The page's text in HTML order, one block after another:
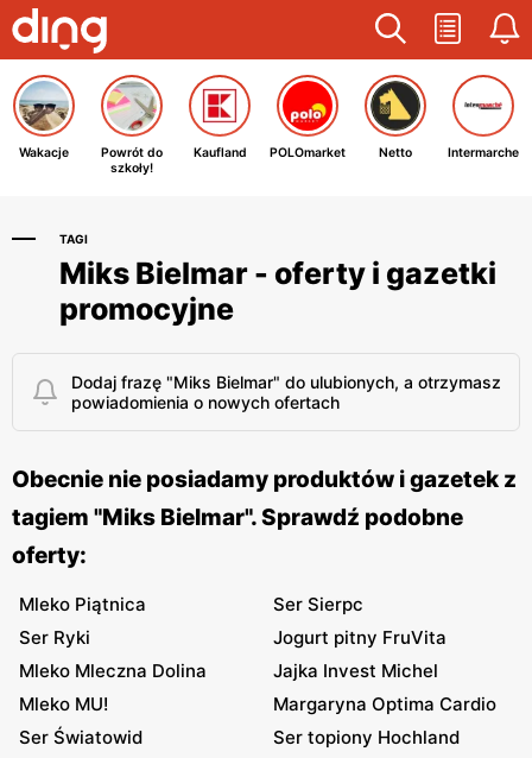
Wakacje
Powrót do
szkoły!
Kaufland POLOmarket Netto Intermarche
TAGI
Miks Bielmar - oferty i gazetki
promocyjne
Dodaj frazę "Miks Bielmar" do ulubionych, a otrzymasz
powiadomienia o nowych ofertach
Obecnie nie posiadamy produktów i gazetek z
tagiem "Miks Bielmar". Sprawdź podobne
oferty:
Mleko Piątnica
Ser Sierpc
Ser Ryki
Jogurt pitny FruVita
Mleko Mleczna Dolina
Jajka Invest Michel
Mleko MU!
Margaryna Optima Cardio
Ser Światowid
Ser topiony Hochland